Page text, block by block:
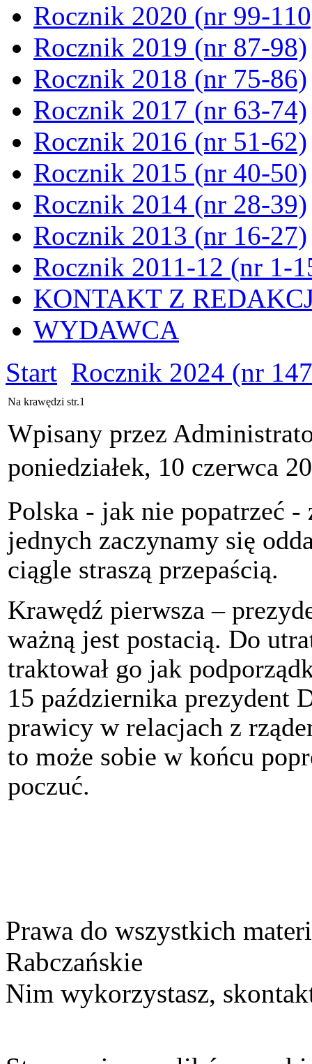
Rocznik 2020 (nr 99-
Rocznik 2019 (nr 87-98)
Rocznik 2018 (nr 75-86)
Rocznik 2017 (nr 63-74)
Rocznik 2016 (nr 51-62)
Rocznik 2015 (nr 40-50)
Rocznik 2014 (nr 28-39)
Rocznik 2013 (nr 16-27)
Rocznik 2011-12 (nr 1-
KONTAKT Z
WYDAWCA
Start Rocznik 2024 (nr
Na krawędzi str.1
Wpisany przez
poniedziałek, 10 czerwca
Polska - jak nie popatrzeć
jednych zaczynamy się
ciągle straszą przepaścią.
Krawędź pierwsza –
ważną jest postacią. Do
traktował go jak
15 października prezydent
prawicy w relacjach z
to może sobie w końcu
poczuć.
Prawa do wszystkich
Rabczańskie
Nim wykorzystasz,